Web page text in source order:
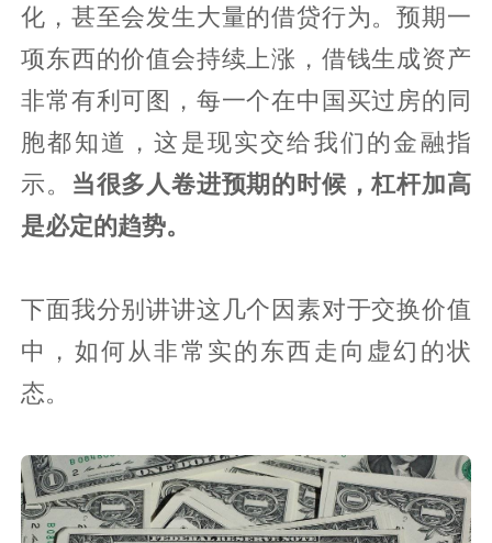
化，甚至会发生大量的借贷行为。预期一
项东西的价值会持续上涨，借钱生成资产
非常有利可图，每一个在中国买过房的同
胞都知道，这是现实交给我们的金融指
示。 当很多人卷进预期的时候，杠杆加高
是必定的趋势。
下面我分别讲讲这几个因素对于交换价值
中，如何从非常实的东西走向虚幻的状
态。